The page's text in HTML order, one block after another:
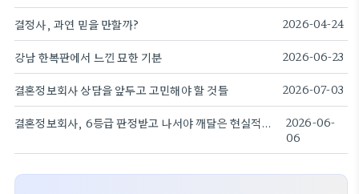
결정사, 과연 믿을 만할까? 2026-04-24
강남 한복판에서 느낀 묘한 기분 2026-06-23
결혼정보회사 상담을 앞두고 고민해야 할 것들 2026-07-03
결혼정보회사, 6등급 판정받고 나서야 깨달은 현실적인 고민들
2026-06-
06